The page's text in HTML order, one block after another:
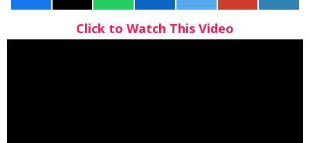
Click to Watch This Video